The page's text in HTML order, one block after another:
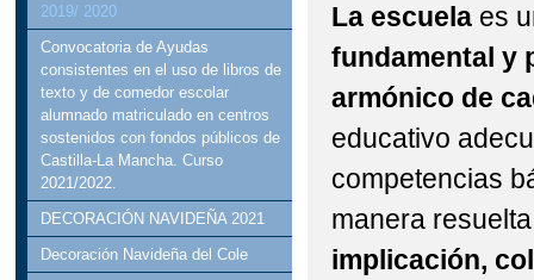
2019/ 2020
Convocatoria de Ayudas
consistentes en el uso de libros de
texto y de comedor escolar
alumnado matriculado en centros
sostenidos con fondos públicos de
Castilla-La Mancha. Curso
2021/2022.
DECORACIÓN NAVIDEÑA 2021
Decoración Navideña del Cole
La escuelaes
fundamental y
armónico de
educativo
competencias
manera
implicación,